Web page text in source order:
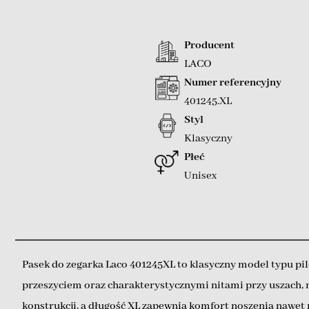
Producent
LACO
Numer referencyjny
401245.XL
Styl
Klasyczny
Płeć
Unisex
Pasek do zegarka Laco 401245XL to klasyczny model typu
przeszyciem oraz charakterystycznymi nitami przy uszach,